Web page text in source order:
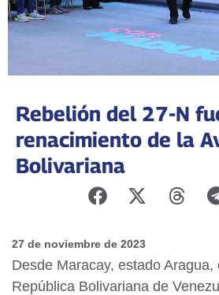
Rebelión del 27-N
renacimiento de la
Bolivariana
27 de noviembre de 2023
Desde Maracay, estado
República Bolivariana de